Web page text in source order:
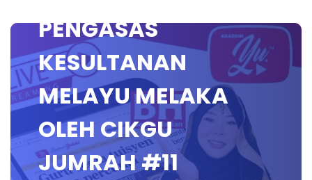
PENGASAS
KESULTANAN
MELAYU MELAKA
OLEH CIKGU
JUMRAH #11